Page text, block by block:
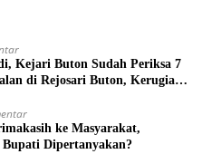
Kejari Buton Sudah Periksa 7
di Rejosari Buton, Kerugian
ke Masyarakat,
Dipertanyakan?